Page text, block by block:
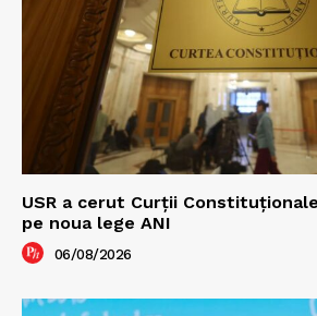
USR a cerut Curții
pe noua lege ANI
06/08/2026